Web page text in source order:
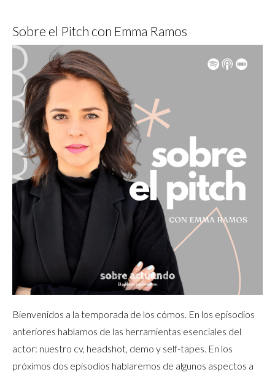
Sobre el Pitch con Emma Ramos
Bienvenidos a la temporada de los cómos. En los episodios
anteriores hablamos de las herramientas esenciales del
actor: nuestro cv, headshot, demo y self-tapes. En los
próximos dos episodios hablaremos de algunos aspectos a